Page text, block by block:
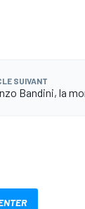
SUIVANT
Bandini, la